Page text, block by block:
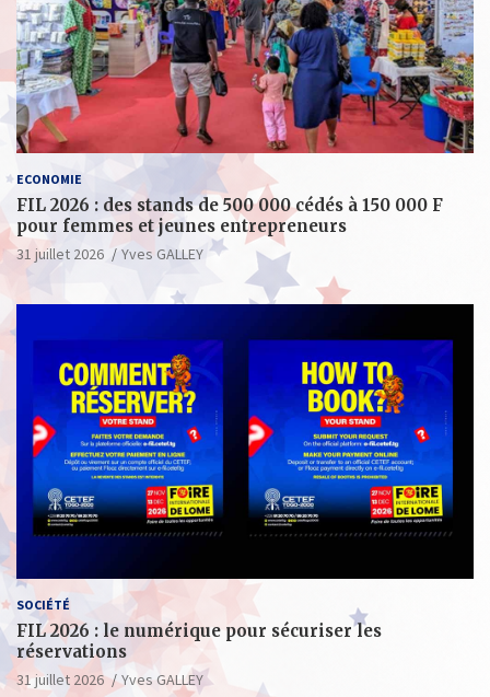
ECONOMIE
FIL 2026 : des stands de 500 000 cédés à 150 000 F
pour femmes et jeunes entrepreneurs
31 juillet 2026 Yves GALLEY
SOCIÉTÉ
FIL 2026 : le numérique pour sécuriser les
réservations
31 juillet 2026 Yves GALLEY